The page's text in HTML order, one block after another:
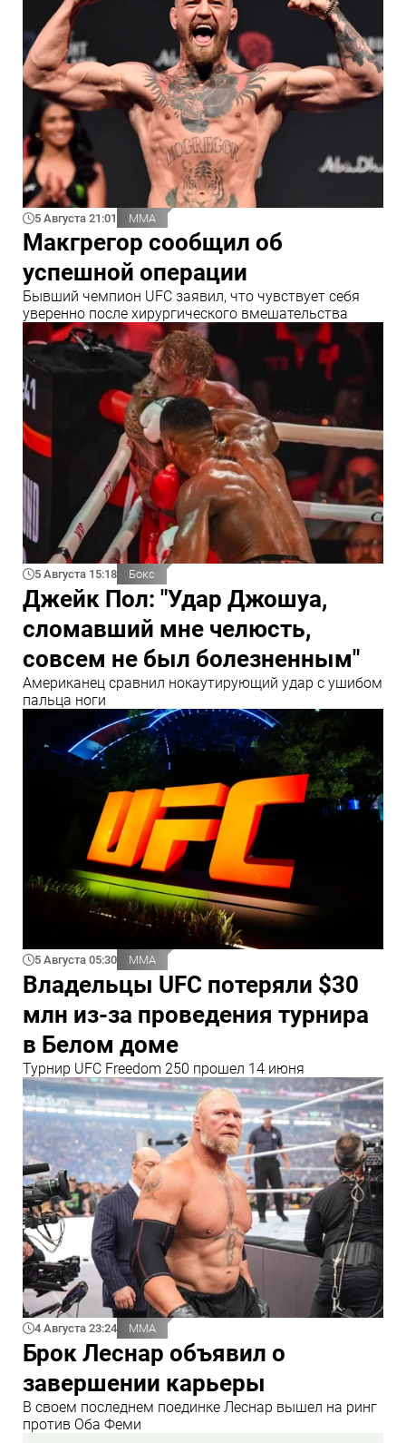
5 Августа 21:01 ММА
Макгрегор сообщил об
успешной операции
Бывший чемпион UFC заявил, что чувствует себя
уверенно после хирургического вмешательства
5 Августа 15:18 Бокс
Джейк Пол: "Удар Джошуа,
сломавший мне челюсть,
совсем не был болезненным"
Американец сравнил нокаутирующий удар с ушибом
пальца ноги
5 Августа 05:30 ММА
Владельцы UFC потеряли $30
млн из‑за проведения турнира
в Белом доме
Турнир UFC Freedom 250 прошел 14 июня
4 Августа 23:24 ММА
Брок Леснар объявил о
завершении карьеры
В своем последнем поединке Леснар вышел на ринг
против Оба Феми